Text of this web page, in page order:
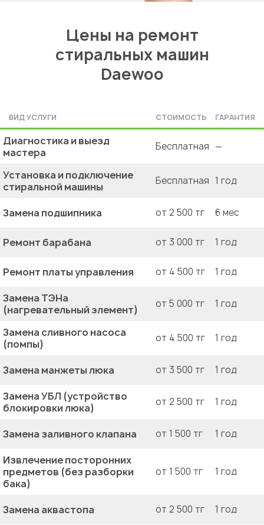
Цены на ремонт
стиральных машин
Daewoo
ВИД УСЛУГИ СТОИМОСТЬ ГАРАНТИЯ
Диагностика и выезд
мастера
Бесплатная —
Установка и подключение
стиральной машины
Бесплатная 1 год
Замена подшипника от 2 500 тг 6 мес
Ремонт барабана от 3 000 тг 1 год
Ремонт платы управления от 4 500 тг 1 год
Замена ТЭНа
(нагревательный элемент)
от 5 000 тг 1 год
Замена сливного насоса
(помпы)
от 4 500 тг 1 год
Замена манжеты люка от 3 500 тг 1 год
Замена УБЛ (устройство
блокировки люка)
от 2 500 тг 1 год
Замена заливного клапана от 1 500 тг 1 год
Извлечение посторонних
предметов (без разборки
бака)
от 1 500 тг 1 год
Замена аквастопа от 2 500 тг 1 год